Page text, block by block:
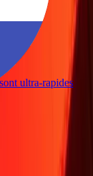
sont ultra-rapides